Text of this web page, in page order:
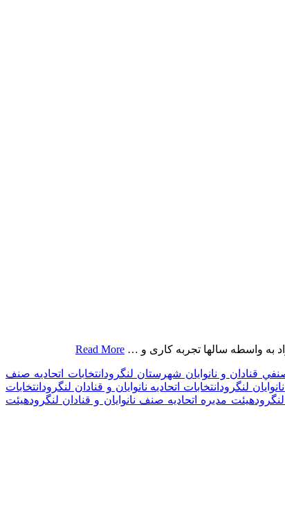
به واسطه سالها تجربه کاری و … Read More
قنادان و نانوایان شهرستان لنگرود انتخابات اتحادیه صنف
لنگرود انتخابات اتحادیه نانوایان و قنادان لنگرود انتخابات
هیئت مدیره اتحادیه صنف نانوایان و قنادان لنگرودهیئت